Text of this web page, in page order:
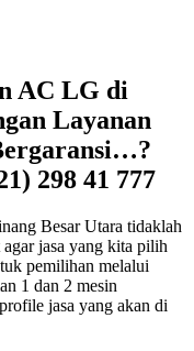
AC LG di
Layanan
298 41 777
Besar Utara tidaklah
jasa yang kita pilih
pemilihan melalui
1 dan 2 mesin
jasa yang akan di